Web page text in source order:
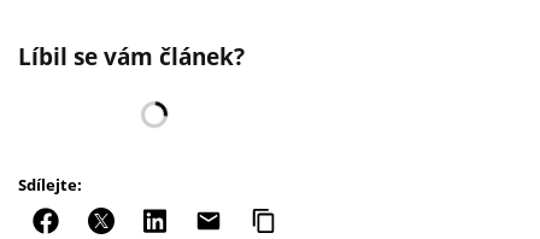
Líbil se vám článek?
Sdílejte: